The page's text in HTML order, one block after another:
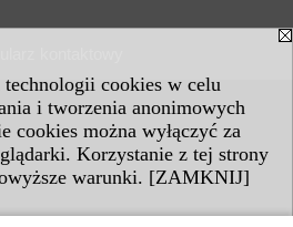
technologii cookies w celu
i tworzenia anonimowych
cookies można wyłączyć za
Korzystanie z tej strony
warunki. [ZAMKNIJ]